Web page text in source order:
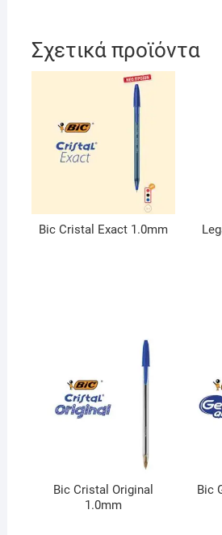
Σχετικά προϊόντα
Bic Cristal Exact 1.0mm
Bic Cristal Original
1.0mm
Bic